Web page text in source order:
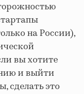
на России),
вы хотите
и выйти
сделать это